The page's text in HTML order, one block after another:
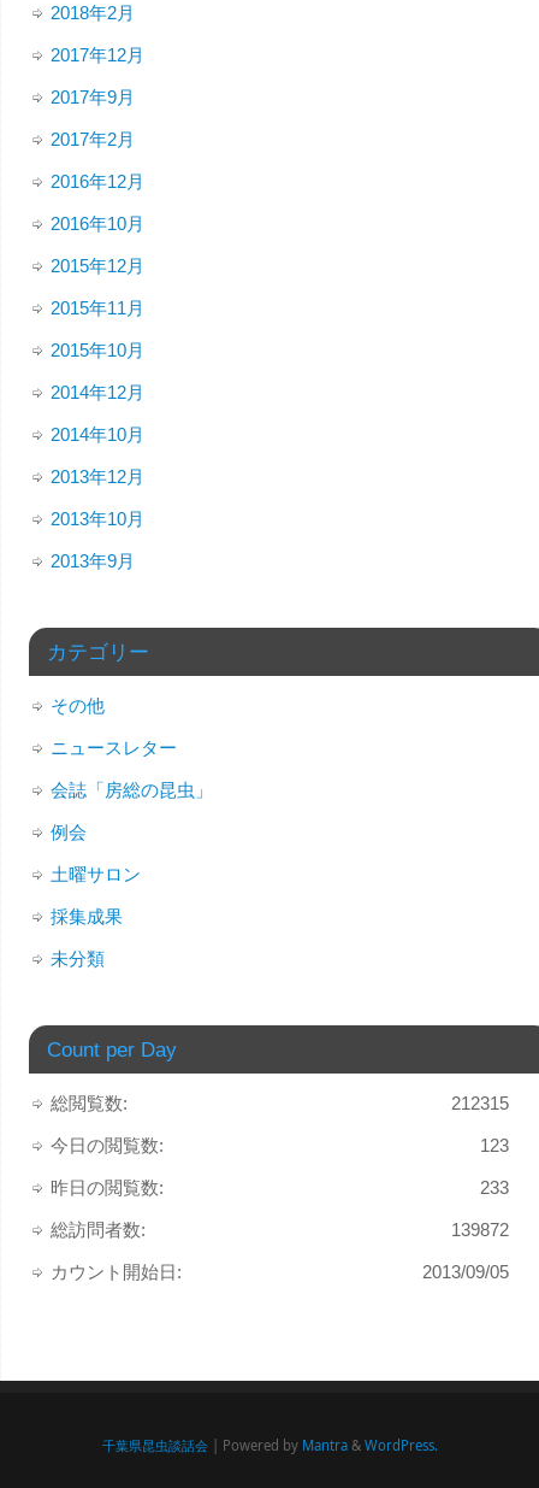
2018年2月
2017年12月
2017年9月
2017年2月
2016年12月
2016年10月
2015年12月
2015年11月
2015年10月
2014年12月
2014年10月
2013年12月
2013年10月
2013年9月
カテゴリー
その他
ニュースレター
会誌「房総の昆虫」
例会
土曜サロン
採集成果
未分類
Count per Day
212315
総閲覧数:
123
今日の閲覧数:
233
昨日の閲覧数:
139872
総訪問者数:
2013/09/05
カウント開始日:
千葉県昆虫談話会| Powered by Mantra& WordPress.